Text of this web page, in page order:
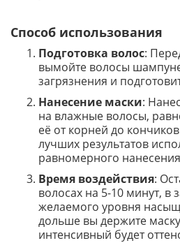
Способ использования
Подготовка волос:
вымойте волосы
загрязнения и
Нанесение маски:
на влажные волосы,
её от корней до
лучших результатов
равномерного
Время воздействия:
волосах на 5-10 минут, в
желаемого уровня
дольше вы держите
интенсивный будет